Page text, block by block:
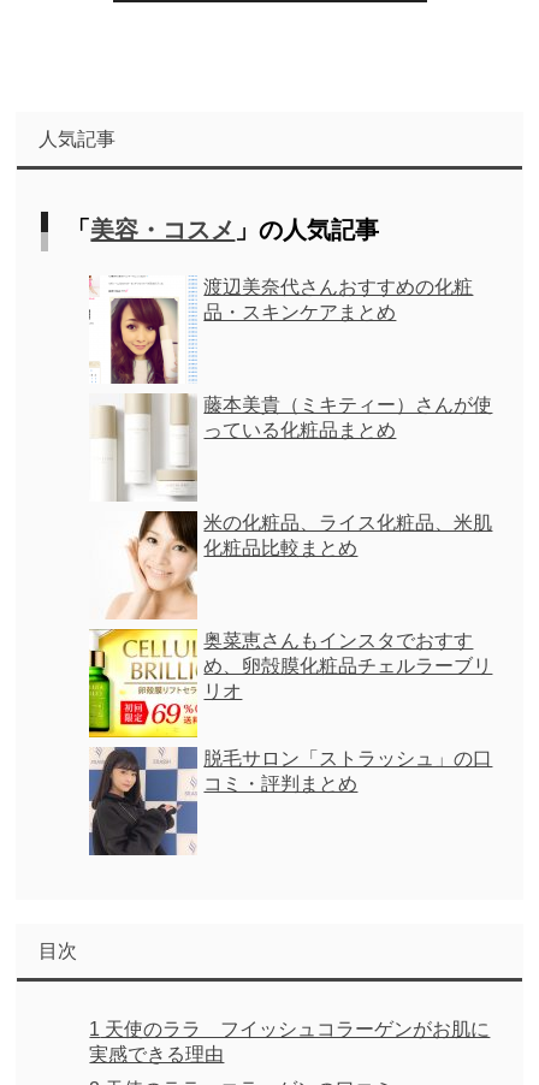
人気記事
「 美容・コスメ 」の人気記事
渡辺美奈代さんおすすめの化粧
品・スキンケアまとめ
藤本美貴（ミキティー）さんが使
っている化粧品まとめ
米の化粧品、ライス化粧品、米肌
化粧品比較まとめ
奥菜恵さんもインスタでおすす
め、卵殻膜化粧品チェルラーブリ
リオ
脱毛サロン「ストラッシュ」の口
コミ・評判まとめ
目次
1 天使のララ フイッシュコラーゲンがお肌に
実感できる理由